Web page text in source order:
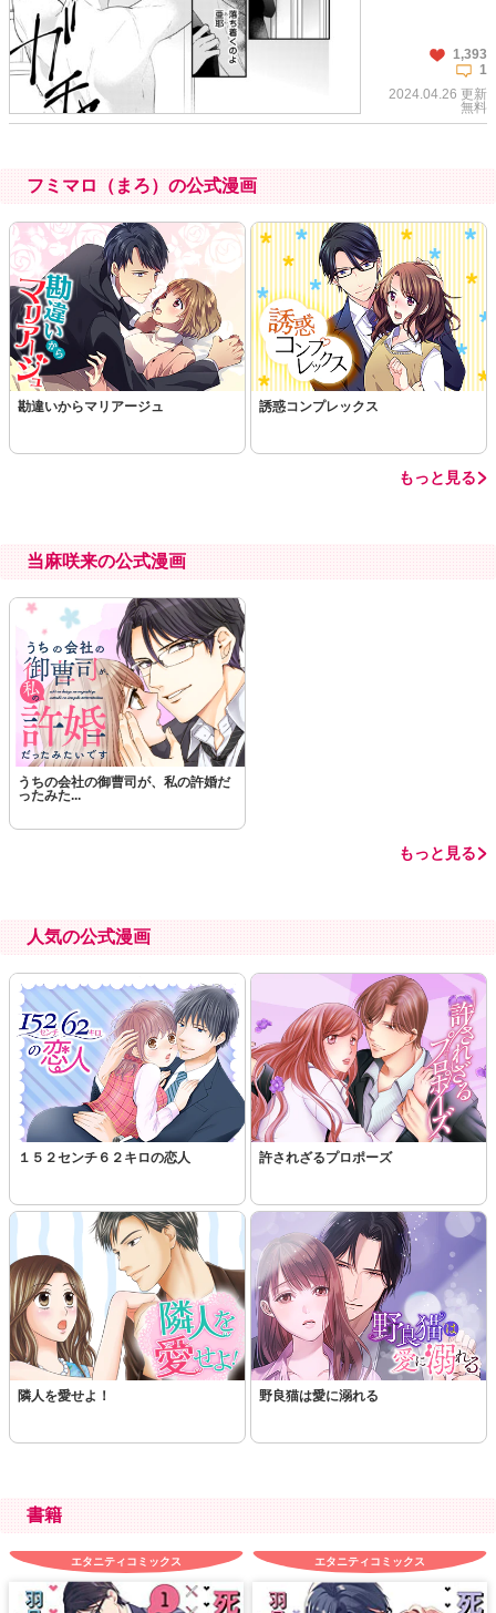
この話を読む
1,393
1
2024.04.26 更新
無料
この話を読む コメントを見る
フミマロ（まろ）の公式漫画
勘違いからマリアージュ 誘惑コンプレックス
もっと見る
当麻咲来の公式漫画
うちの会社の御曹司が、私の許婚だ
ったみた...
もっと見る
人気の公式漫画
１５２センチ６２キロの恋人 許されざるプロポーズ
隣人を愛せよ！ 野良猫は愛に溺れる
書籍
エタニティコミックス エタニティコミックス